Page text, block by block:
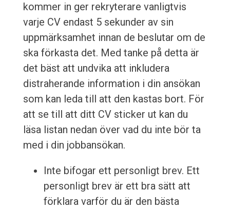
kommer in ger rekryterare vanligtvis
varje CV endast 5 sekunder av sin
uppmärksamhet innan de beslutar om de
ska förkasta det. Med tanke på detta är
det bäst att undvika att inkludera
distraherande information i din ansökan
som kan leda till att den kastas bort. För
att se till att ditt CV sticker ut kan du
läsa listan nedan över vad du inte bör ta
med i din jobbansökan.
Inte bifogar ett personligt brev. Ett
personligt brev är ett bra sätt att
förklara varför du är den bästa